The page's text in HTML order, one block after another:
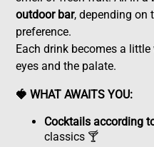
outdoor bar, depending on
preference.
Each drink becomes a
eyes and the palate.
🍓 WHAT AWAITS YOU:
Cocktails according
classics 🍸